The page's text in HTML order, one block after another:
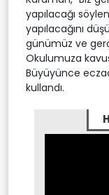
yapılacağı
yapılacağını
günümüz ve
Okulumuza
Büyüyünce
kullandı.